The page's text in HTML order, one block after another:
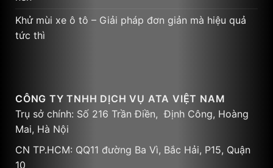
Khử mùi xe ô tô – Giải pháp đơn giản mà hiệu quả
tức thì
CÔNG TY TNHH DỊCH VỤ ATA VIỆT NAM
Trụ sở chính: Số 216 Trần Điền, Định Công, Hoàng
Mai, Hà Nội
CN TP.HCM: QQ11 đường Ba Vì, Bắc Hải, P15, Quận
10